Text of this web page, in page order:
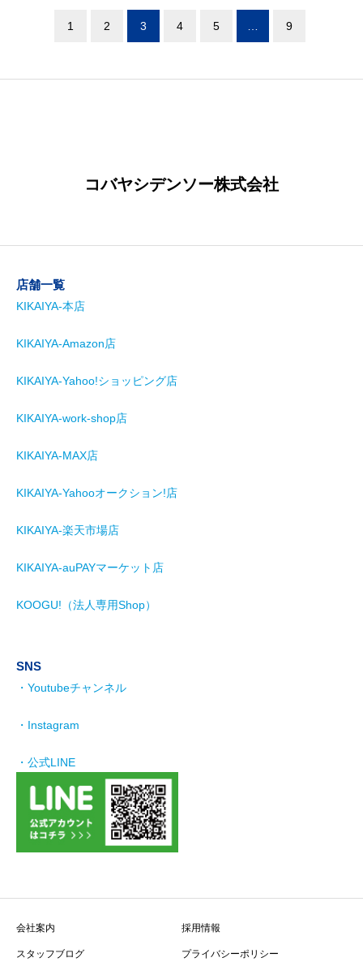
1 2 3 4 5 … 9
コバヤシデンソー株式会社
店舗一覧
KIKAIYA-本店
KIKAIYA-Amazon店
KIKAIYA-Yahoo!ショッピング店
KIKAIYA-work-shop店
KIKAIYA-MAX店
KIKAIYA-Yahooオークション!店
KIKAIYA-楽天市場店
KIKAIYA-auPAYマーケット店
KOOGU!（法人専用Shop）
SNS
・Youtubeチャンネル
・Instagram
・公式LINE
会社案内 採用情報
スタッフブログ プライバシーポリシー